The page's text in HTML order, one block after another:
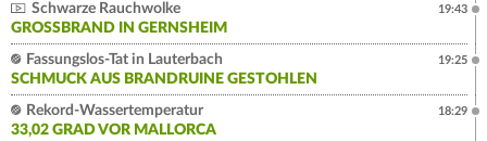
Schwarze Rauchwolke
GROSSBRAND IN GERNSHEIM
19:43
Fassungslos-Tat in Lauterbach
SCHMUCK AUS BRANDRUINE GESTOHLEN
19:25
Rekord-Wassertemperatur
33,02 GRAD VOR MALLORCA
18:29